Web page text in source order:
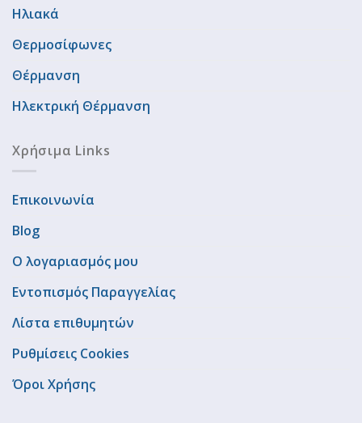
Ηλιακά
Θερμοσίφωνες
Θέρμανση
Ηλεκτρική Θέρμανση
Χρήσιμα Links
Επικοινωνία
Blog
Ο λογαριασμός μου
Εντοπισμός Παραγγελίας
Λίστα επιθυμητών
Ρυθμίσεις Cookies
Όροι Χρήσης